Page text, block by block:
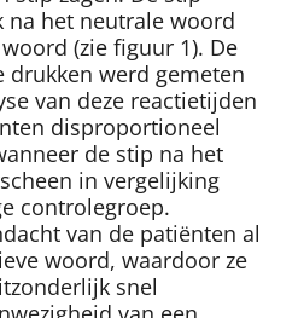
na het neutrale woord
(zie figuur 1). De
werd gemeten
van deze reactietijden
disproportioneel
de stip na het
in vergelijking
controlegroep.
van de patiënten al
woord, waardoor ze
snel